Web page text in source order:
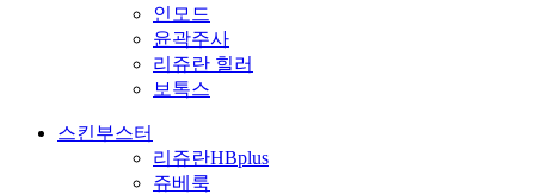
인모드
윤곽주사
리쥬란 힐러
보톡스
스킨부스터
리쥬란HBplus
쥬베룩